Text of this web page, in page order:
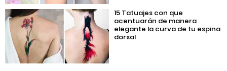
15 Tatuajes con que
acentuarán de manera
elegante la curva de tu espina
dorsal